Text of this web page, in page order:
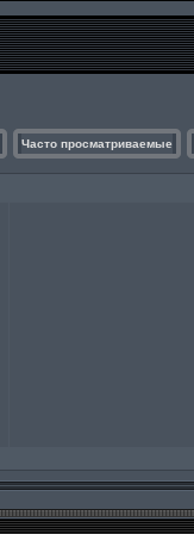
Часто просматриваемые